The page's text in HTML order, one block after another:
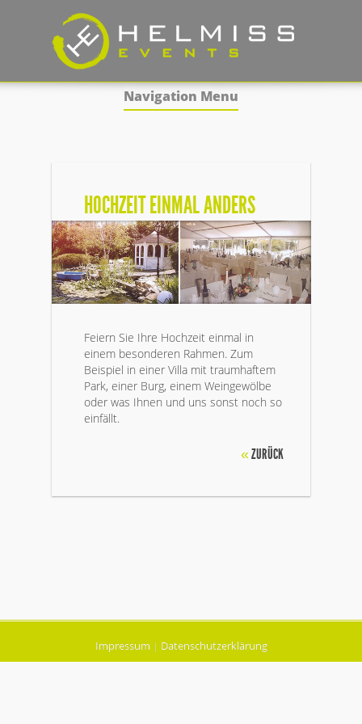
Navigation Menu
HOCHZEIT EINMAL ANDERS
Feiern Sie Ihre Hochzeit einmal in
einem besonderen Rahmen. Zum
Beispiel in einer Villa mit traumhaftem
Park, einer Burg, einem Weingewölbe
oder was Ihnen und uns sonst noch so
einfällt.
«ZURÜCK
Impressum | Datenschutzerklärung